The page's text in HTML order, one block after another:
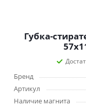
Губка-
Бренд
Артикул
Наличие магнита